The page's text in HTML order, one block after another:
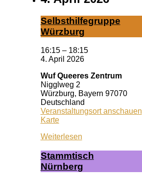
Selbst­hil­fe­grup­pe
Würz­burg
16:15 – 18:15
4. April 2026
Wuf Queeres Zentrum
Nigglweg 2
Würzburg, Bayern 97070
Deutschland
Veranstaltungsort anschauen
KarteWuf
Zentrum
Weiterlesen
Stamm­tisch
Nürn­berg